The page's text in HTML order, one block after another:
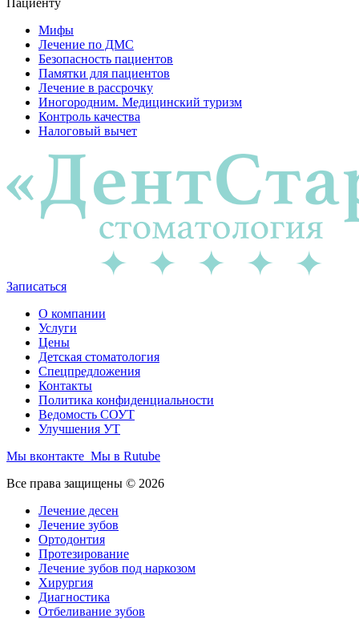
Мифы
Лечение по ДМС
Безопасность пациентов
Памятки для пациентов
Лечение в рассрочку
Иногородним. Медицинский туризм
Контроль качества
Налоговый вычет
Записаться
О компании
Услуги
Цены
Детская стоматология
Спецпредложения
Контакты
Политика конфиденциальности
Ведомость СОУТ
Улучшения УТ
Мы вконтакте Мы в Rutube
Все права защищены © 2026
Лечение десен
Лечение зубов
Ортодонтия
Протезирование
Лечение зубов под наркозом
Хирургия
Диагностика
Отбеливание зубов